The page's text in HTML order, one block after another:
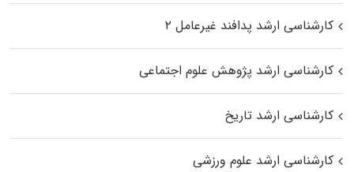
کارشناسی ارشد پدافند غیرعامل ۲
کارشناسی ارشد پژوهش علوم اجتماعی
کارشناسی ارشد تاریخ
کارشناسی ارشد علوم ورزشی